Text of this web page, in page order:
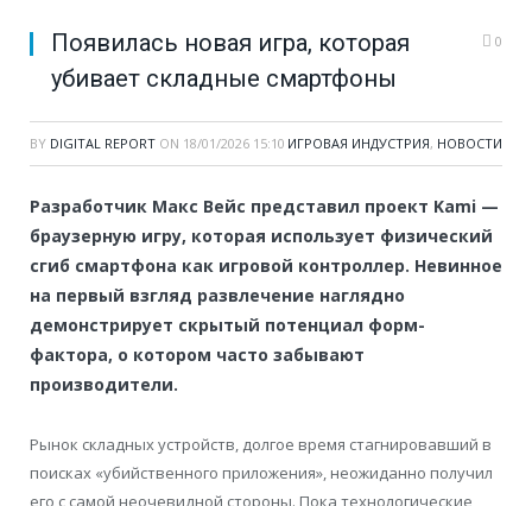
Появилась новая игра, которая
убивает складные смартфоны
0
BY DIGITAL REPORT ON 18/01/2026 15:10 ИГРОВАЯ ИНДУСТРИЯ, НОВОСТИ
Разработчик Макс Вейс представил проект Kami —
браузерную игру, которая использует физический
сгиб смартфона как игровой контроллер. Невинное
на первый взгляд развлечение наглядно
демонстрирует скрытый потенциал форм-
фактора, о котором часто забывают
производители.
Рынок складных устройств, долгое время стагнировавший в
поисках «убийственного приложения», неожиданно получил
его с самой неочевидной стороны. Пока технологические